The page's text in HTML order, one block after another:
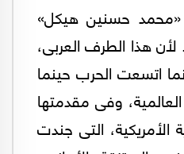
حسنين هيكل»
هذا الطرف العربى،
اتسعت الحرب حينما
وفى مقدمتها
الأمريكية، التى جندت